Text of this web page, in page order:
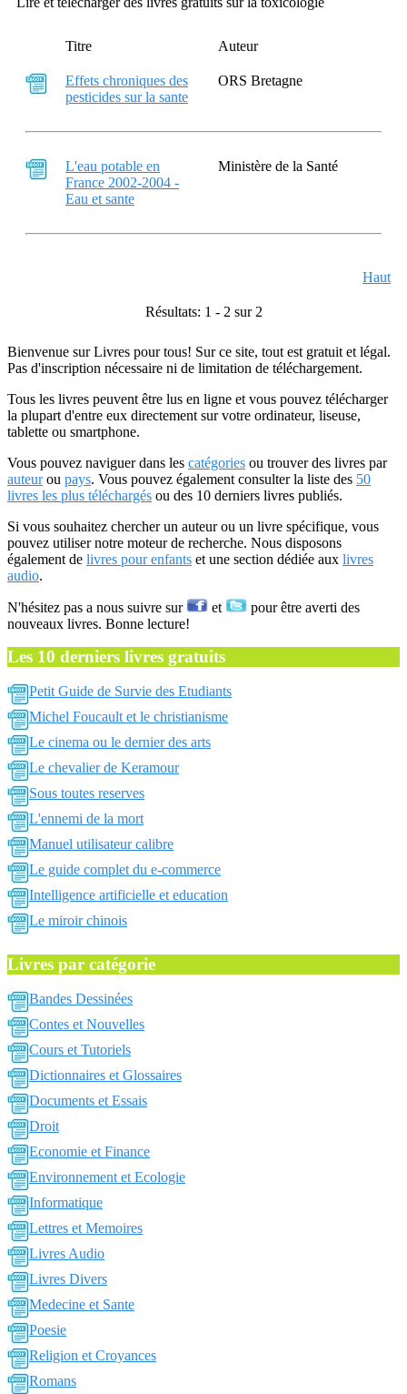
Titre Auteur
Effets chroniques des
pesticides sur la sante
ORS Bretagne
L'eau potable en
France 2002-2004 -
Eau et sante
Ministère de la Santé
Haut
Résultats: 1 - 2 sur 2
Bienvenue sur Livres pour tous! Sur ce site, tout est gratuit et légal.
Pas d'inscription nécessaire ni de limitation de téléchargement.
Tous les livres peuvent être lus en ligne et vous pouvez télécharger
la plupart d'entre eux directement sur votre ordinateur, liseuse,
tablette ou smartphone.
Vous pouvez naviguer dans les catégories ou trouver des livres par
auteurou pays. Vous pouvez également consulter la liste des 50
livres les plus téléchargés ou des 10 derniers livres publiés.
Si vous souhaitez chercher un auteur ou un livre spécifique, vous
pouvez utiliser notre moteur de recherche. Nous disposons
également de livres pour enfants et une section dédiée aux livres
audio.
N'hésitez pas a nous suivre sur et
pour être averti des
nouveaux livres. Bonne lecture!
Les 10 derniers livres gratuits
Petit Guide de Survie des Etudiants
Michel Foucault et le christianisme
Le cinema ou le dernier des arts
Le chevalier de Keramour
Sous toutes reserves
L'ennemi de la mort
Manuel utilisateur calibre
Le guide complet du e-commerce
Intelligence artificielle et education
Le miroir chinois
Livres par catégorie
Bandes Dessinées
Contes et Nouvelles
Cours et Tutoriels
Dictionnaires et Glossaires
Documents et Essais
Droit
Economie et Finance
Environnement et Ecologie
Informatique
Lettres et Memoires
Livres Audio
Livres Divers
Medecine et Sante
Poesie
Religion et Croyances
Romans